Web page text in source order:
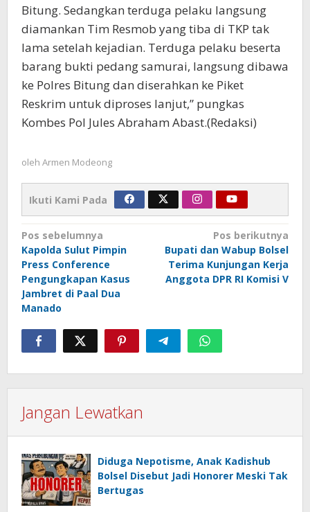
Bitung. Sedangkan terduga pelaku langsung
diamankan Tim Resmob yang tiba di TKP tak
lama setelah kejadian. Terduga pelaku beserta
barang bukti pedang samurai, langsung dibawa
ke Polres Bitung dan diserahkan ke Piket
Reskrim untuk diproses lanjut,” pungkas
Kombes Pol Jules Abraham Abast.(Redaksi)
oleh Armen Modeong
Ikuti Kami Pada
Navigasi
pos
Pos sebelumnya
Kapolda Sulut Pimpin
Press Conference
Pengungkapan Kasus
Jambret di Paal Dua
Manado
Pos berikutnya
Bupati dan Wabup Bolsel
Terima Kunjungan Kerja
Anggota DPR RI Komisi V
Jangan Lewatkan
Diduga Nepotisme, Anak Kadishub
Bolsel Disebut Jadi Honorer Meski Tak
Bertugas